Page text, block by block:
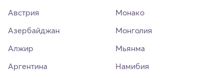
Австрия
Азербайджан
Алжир
Аргентина
Монако
Монголия
Мьянма
Намибия